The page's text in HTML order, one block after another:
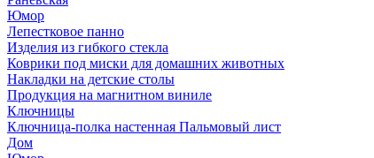
Юмор
Лепестковое панно
Изделия из гибкого стекла
Коврики под миски для домашних животных
Накладки на детские столы
Продукция на магнитном виниле
Ключницы
Ключница-полка настенная Пальмовый лист
Дом